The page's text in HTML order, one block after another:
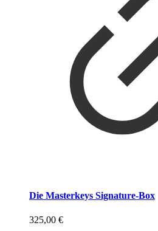
Die Masterkeys Signature-Box
325,00 €